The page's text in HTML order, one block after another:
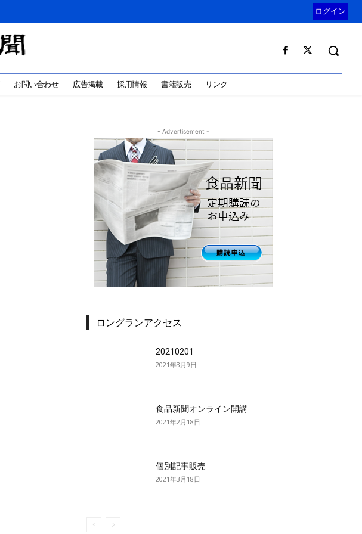
ログイン
お問い合わせ 広告掲載 採用情報 書籍販売 リンク
- Advertisement -
ロングランアクセス
20210201
2021年3月9日
食品新聞オンライン開講
2021年2月18日
個別記事販売
2021年3月18日